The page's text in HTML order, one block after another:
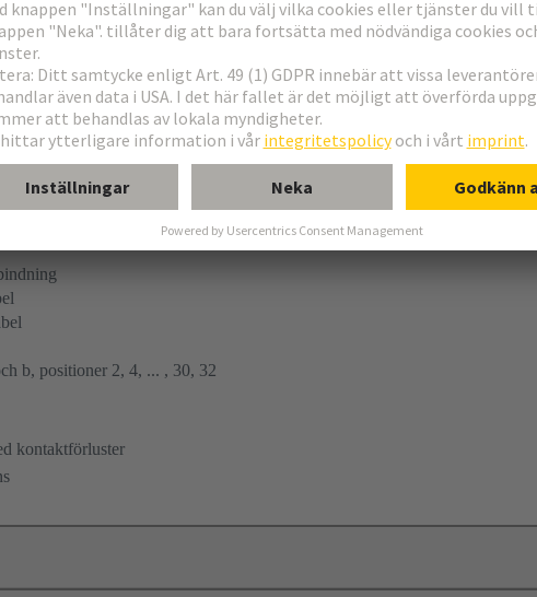
b, positioner 2, 4, ... , 30, 32
kontaktförluster